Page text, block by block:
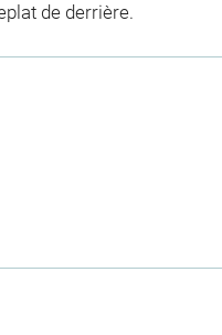
de derrière.